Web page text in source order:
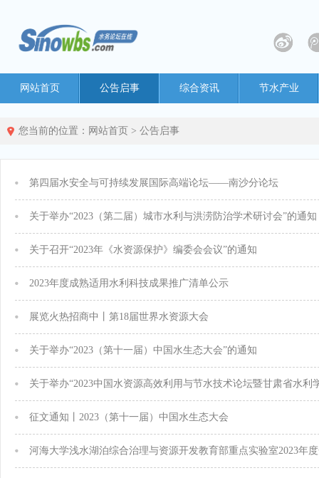
网站首页 公告启事 综合资讯 节水产业
您当前的位置： 网站首页 > 公告启事
第四届水安全与可持续发展国际高端论坛——南沙分论坛
关于举办“2023（第二届）城市水利与洪涝防治学术研讨会”的通知
关于召开“2023年《水资源保护》编委会会议”的通知
2023年度成熟适用水利科技成果推广清单公示
展览火热招商中丨第18届世界水资源大会
关于举办“2023（第十一届）中国水生态大会”的通知
征文通知丨2023（第十一届）中国水生态大会